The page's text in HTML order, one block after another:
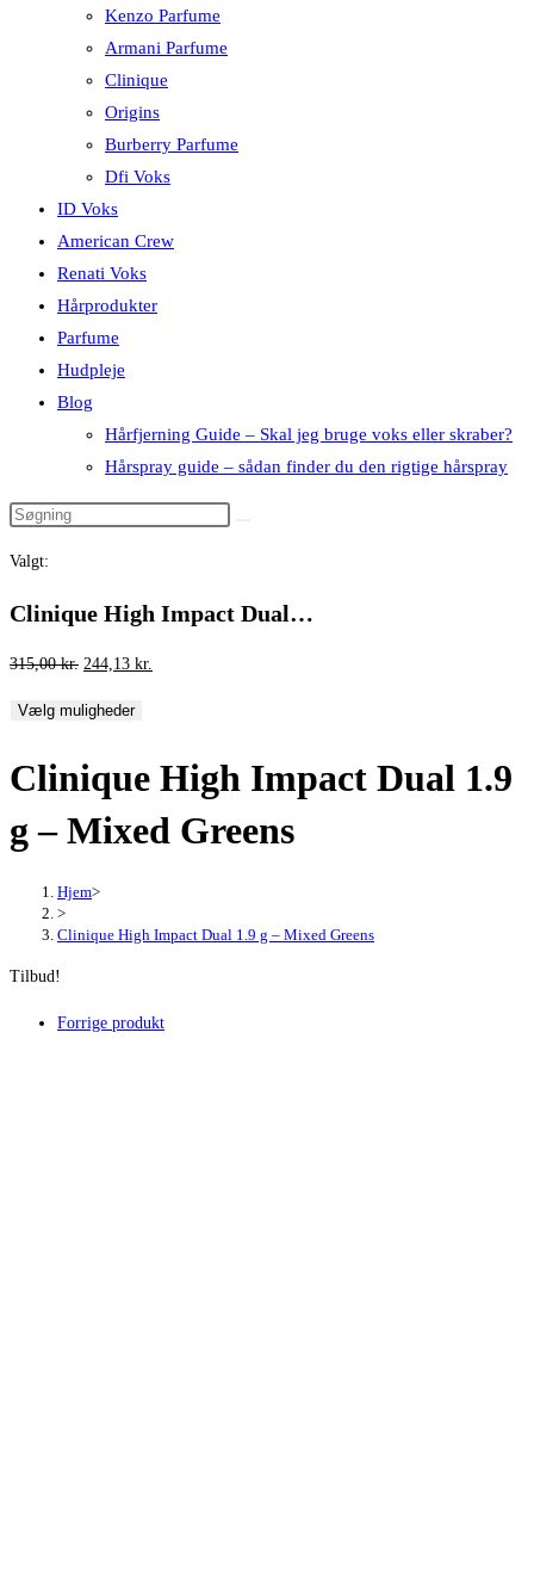
Kenzo Parfume
Armani Parfume
Clinique
Origins
Burberry Parfume
Dfi Voks
ID Voks
American Crew
Renati Voks
Hårprodukter
Parfume
Hudpleje
Blog
Hårfjerning Guide – Skal jeg bruge voks eller skraber?
Hårspray guide – sådan finder du den rigtige hårspray
Valgt:
Clinique High Impact Dual…
315,00kr. Den
pris
315,00 kr..
244,13 kr.
244,13 kr..
Vælg muligheder
Clinique High Impact Dual 1.9
g – Mixed Greens
Hjem>
>
Clinique High Impact Dual 1.9 g – Mixed Greens
Tilbud!
Forrige produkt